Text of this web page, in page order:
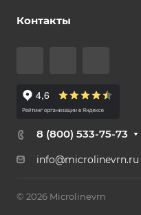
Контакты
8 (800) 533-75-73
info@microlinevrn.ru
© 2026 Microlinevrn